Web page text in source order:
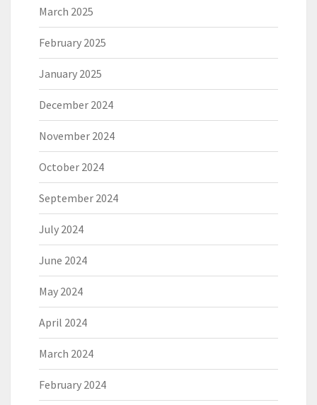
March 2025
February 2025
January 2025
December 2024
November 2024
October 2024
September 2024
July 2024
June 2024
May 2024
April 2024
March 2024
February 2024